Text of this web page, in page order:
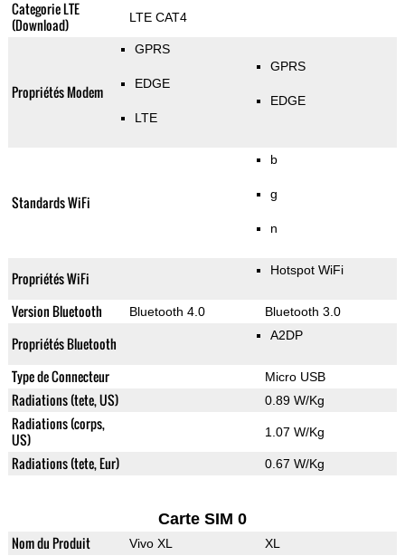
Categorie LTE
(Download)
LTE CAT4
Propriétés Modem
GPRS
EDGE
LTE
GPRS
EDGE
Standards WiFi
b
g
n
Propriétés WiFi Hotspot WiFi
Version Bluetooth Bluetooth 4.0 Bluetooth 3.0
Propriétés Bluetooth A2DP
Type de Connecteur Micro USB
Radiations (tete, US) 0.89 W/Kg
Radiations (corps,
US)
1.07 W/Kg
Radiations (tete, Eur) 0.67 W/Kg
Carte SIM 0
Nom du Produit Vivo XL XL